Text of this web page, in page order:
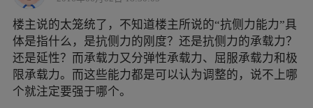
楼主说的太笼统了，不知道楼主所说的“抗侧力能力”具
体是指什么，是抗侧力的刚度？还是抗侧力的承载力？
还是延性？而承载力又分弹性承载力、屈服承载力和极
限承载力。而这些能力都是可以认为调整的，说不上哪
个就注定要强于哪个。